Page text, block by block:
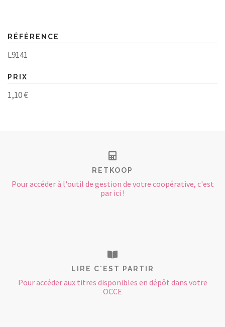
RÉFÉRENCE
L9141
PRIX
1,10 €
RETKOOP
Pour accéder à l'outil de gestion de votre coopérative, c'est
par ici !
LIRE C'EST PARTIR
Pour accéder aux titres disponibles en dépôt dans votre
OCCE